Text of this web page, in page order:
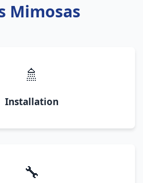
Mimosas
🚿
Installation
🔧